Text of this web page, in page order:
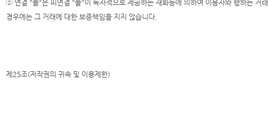
② 연결 "몰"은 피연결 "몰"이 독자적으로 제공하는 재화등에 의하여 이용자와 행하는 거
경우에는 그 거래에 대한 보증책임을 지지 않습니다.
제25조(저작권의 귀속 및 이용제한)